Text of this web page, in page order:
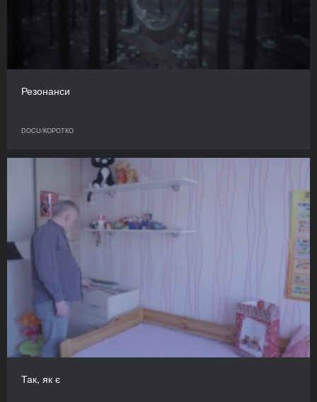
Резонанси
DOCU/КОРОТКО
Так, як є